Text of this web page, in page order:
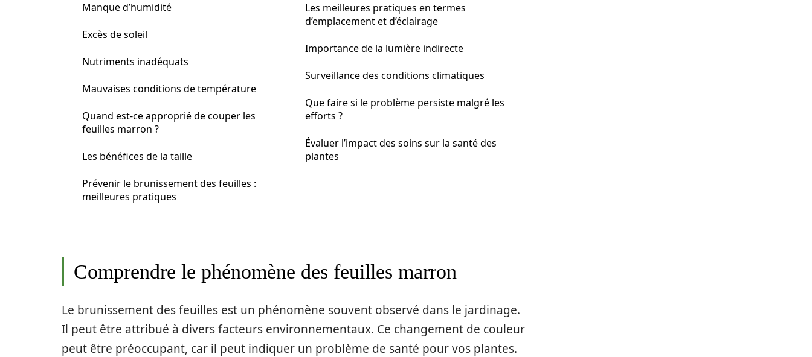
Manque d’humidité
Excès de soleil
Nutriments inadéquats
Mauvaises conditions de température
Quand est-ce approprié de couper les
feuilles marron ?
Les bénéfices de la taille
Prévenir le brunissement des feuilles :
meilleures pratiques
Les meilleures pratiques en termes
d’emplacement et d’éclairage
Importance de la lumière indirecte
Surveillance des conditions climatiques
Que faire si le problème persiste malgré les
efforts ?
Évaluer l’impact des soins sur la santé des
plantes
Comprendre le phénomène des feuilles marron
Le brunissement des feuilles est un phénomène souvent observé dans le jardinage.
Il peut être attribué à divers facteurs environnementaux. Ce changement de couleur
peut être préoccupant, car il peut indiquer un problème de santé pour vos plantes.